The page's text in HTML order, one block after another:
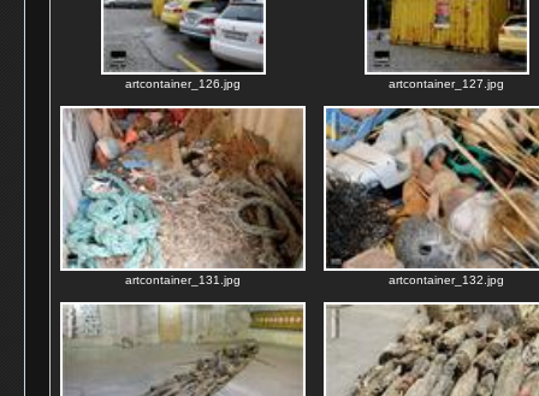
artcontainer_126.jpg artcontainer_127.jpg
artcontainer_131.jpg artcontainer_132.jpg